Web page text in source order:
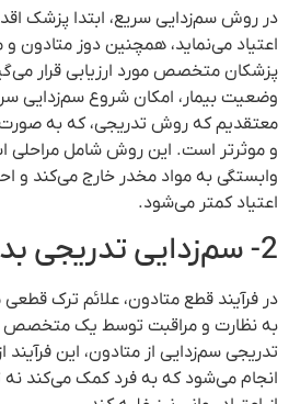
در روش سم‌زدایی سریع، ابتدا پزشک
اعتیاد می‌نماید، همچنین دوز
پزشکان متخصص مورد ارزیابی قرار
وضعیت بیمار، امکان شروع سم‌زدایی
معتقدیم که روش تدریجی، که به صورت
و موثرتر است. این روش شامل مراحلی
وابستگی به مواد مخدر خارج می‌کند و
اعتیاد کمتر می‌شود.
2- سم‌زدایی تدریجی بدن از متادون
در فرآیند قطع متادون، علائم ترک
به نظارت و مراقبت توسط یک متخصص
تدریجی سم‌زدایی از متادون، این
انجام می‌شود که به فرد کمک می‌کند نه